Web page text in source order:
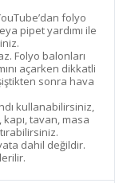
folyo
pipet yardımı ile
Folyo balonları
açarken dikkatli
sonra hava
kullanabilirsiniz,
tavan, masa
dahil değildir.